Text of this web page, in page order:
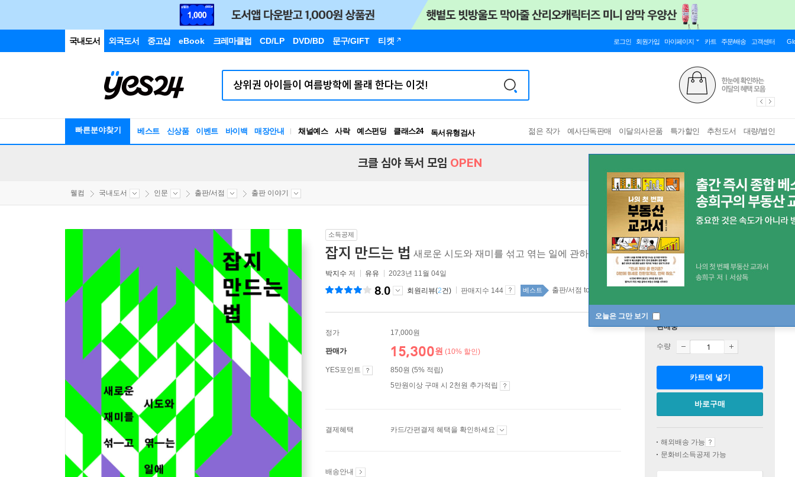
국내도서 외국도서 중고샵 eBook 크레마클럽 CD/LP DVD/BD 문구/GIFT 티켓 로그인 회원가입 마이페이지 카트 주문/배송 고객센터
빠른분야찾기 베스트 신상품 이벤트 바이백 매장안내 채널예스 사락 예스펀딩 클래스24
독서유형검사
RBTI Lab
젊은 작가 예사단독판매 이달의사은품 특가할인 추천도서 대량/법인
오늘은 그만 보기
크클 심야 독서 모임 OPEN
웰컴 국내도서 인문 출판/서점 출판 이야기
소득공제
잡지 만드는 법 새로운 시도와 재미를 섞고 엮는 일에 관하여
박지수 저 유유 2023년 11월 04일
8.0 회원리뷰(2건) 판매지수 144 베스트 출판/서점 top20 25주
정가 17,000원
판매가 15,300원 (10% 할인)
YES포인트
850원 (5% 적립)
5만원이상 구매 시 2천원 추가적립
결제혜택 카드/간편결제 혜택을 확인하세요
배송안내
판매중
수량
카트에 넣기
바로구매
해외배송 가능
문화비소득공제 가능